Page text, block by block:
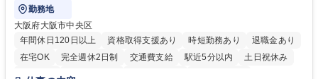
勤務地
大阪府大阪市中央区
年間休日120日以上
資格取得支援あり 時短勤務あり
退職金あり
在宅OK
完全週休2日制 交通費支給 駅近5分以内
土日祝休み
服装自由
第二新卒歓迎